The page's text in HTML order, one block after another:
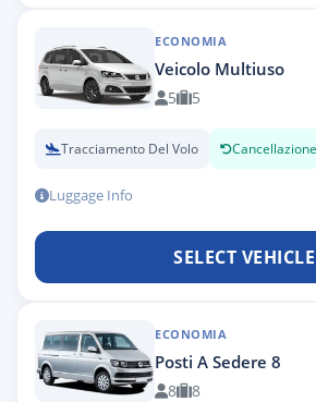
ECONOMIA
Veicolo Multiuso
5 5
Tracciamento Del Volo
Luggage Info
SELECT VEHICLE
ECONOMIA
Posti A Sedere 8
8 8